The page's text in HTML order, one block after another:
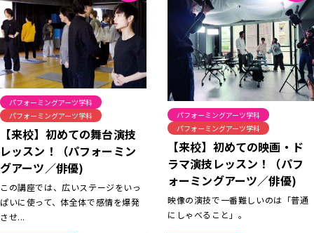
パフォーミングアーツ学科
パフォーミングアーツ学科
【来校】初めての舞台演技
レッスン！（パフォーミン
グアーツ／俳優)
この講座では、広いステージをいっ
ぱいに使って、体全体で感情を爆発
させ...
パフォーミングアーツ学科
パフォーミングアーツ学科
【来校】初めての映画・ド
ラマ演技レッスン！（パフ
ォーミングアーツ／俳優)
映像の演技で一番難しいのは「普通
にしゃべること」。